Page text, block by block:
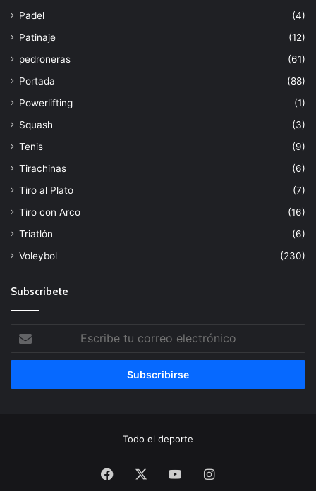
Padel
(4)
Patinaje
(12)
pedroneras
(61)
Portada
(88)
Powerlifting
(1)
Squash
(3)
Tenis
(9)
Tirachinas
(6)
Tiro al Plato
(7)
Tiro con Arco
(16)
Triatlón
(6)
Voleybol
(230)
Subscribete
tu
correo
Todo el deporte
Facebook YouTubeInstagram